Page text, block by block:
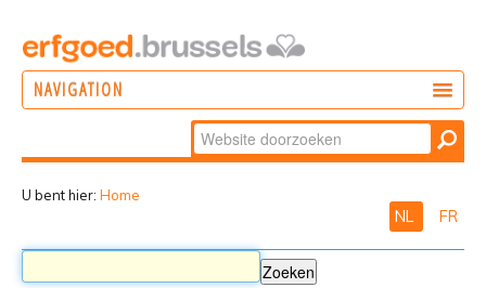
NAVIGATION
Zoek
Geavanceerd
U bent hier: Home
NL FR